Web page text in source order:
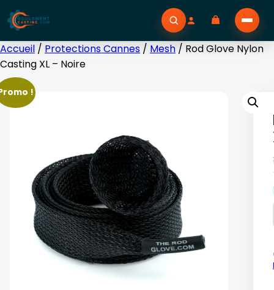
Accueil / Protections Cannes / Mesh / Rod Glove Nylon
Casting XL – Noire
!